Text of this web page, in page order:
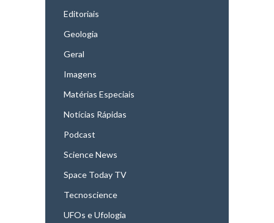
Editoriais
Geologia
Geral
Imagens
Matérias Especiais
Notícias Rápidas
Podcast
Science News
Space Today TV
Tecnoscience
UFOs e Ufologia